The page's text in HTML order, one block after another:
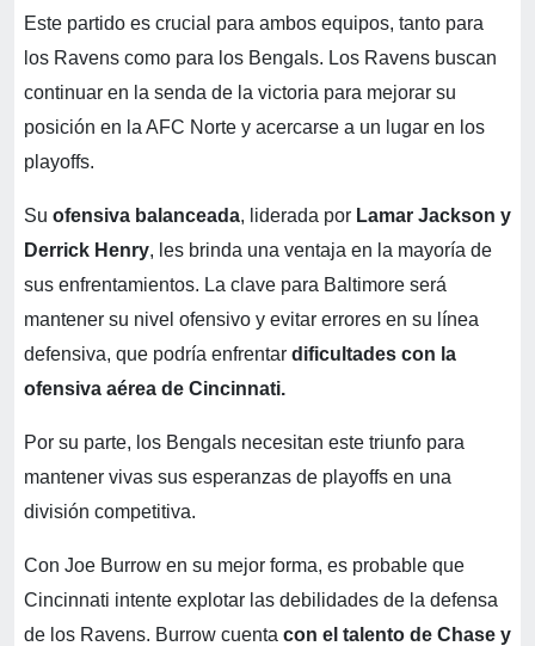
Este partido es crucial para ambos equipos, tanto para
los Ravens como para los Bengals. Los Ravens buscan
continuar en la senda de la victoria para mejorar su
posición en la AFC Norte y acercarse a un lugar en los
playoffs.
Su ofensiva balanceada, liderada por Lamar Jackson y
Derrick Henry, les brinda una ventaja en la mayoría de
sus enfrentamientos. La clave para Baltimore será
mantener su nivel ofensivo y evitar errores en su línea
defensiva, que podría enfrentar dificultades con la
ofensiva aérea de Cincinnati.
Por su parte, los Bengals necesitan este triunfo para
mantener vivas sus esperanzas de playoffs en una
división competitiva.
Con Joe Burrow en su mejor forma, es probable que
Cincinnati intente explotar las debilidades de la defensa
de los Ravens. Burrow cuenta con el talento de Chase y